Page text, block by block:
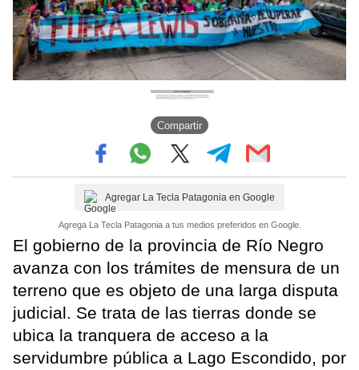
Compartir
Agregar La Tecla Patagonia en Google
Agrega La Tecla Patagonia a tus medios preferidos en Google.
El gobierno de la provincia de Río Negro
avanza con los trámites de mensura de un
terreno que es objeto de una larga disputa
judicial. Se trata de las tierras donde se
ubica la tranquera de acceso a la
servidumbre pública a Lago Escondido, por